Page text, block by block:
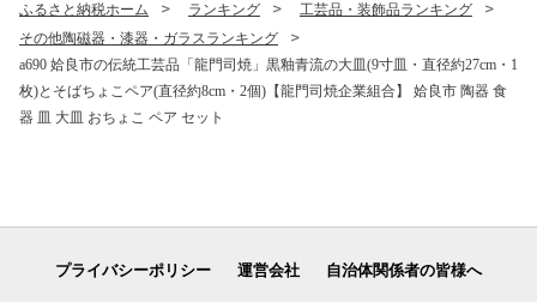
ふるさと納税ホーム ランキング
工芸品・装飾品ランキング
その他陶磁器・漆器・ガラスランキング
a690 姶良市の伝統工芸品「龍門司焼」黒釉青流の大皿(9寸皿・直径約27cm・1
枚)とそばちょこペア(直径約8cm・2個)【龍門司焼企業組合】 姶良市 陶器 食
器 皿 大皿 おちょこ ペア セット
プライバシーポリシー 運営会社 自治体関係者の皆様へ